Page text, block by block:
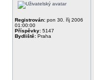
Registrován: pon 30. říj 2006
01:00:00
Příspěvky: 5147
Bydliště: Praha